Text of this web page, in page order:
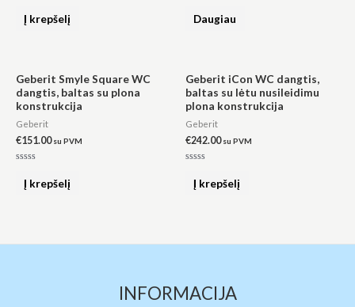
Į krepšelį Daugiau
Geberit Smyle Square WC
dangtis, baltas su plona
konstrukcija
Geberit
€151.00 su PVM
Į krepšelį
Geberit iCon WC dangtis,
baltas su lėtu nusileidimu
plona konstrukcija
Geberit
€242.00 su PVM
Į krepšelį
INFORMACIJA